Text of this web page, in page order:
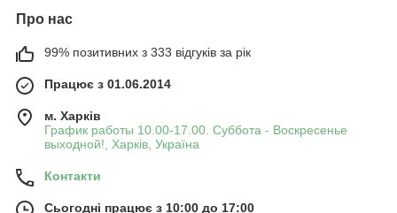
Про нас
99% позитивних з 333 відгуків за рік
Працює з 01.06.2014
м. Харків
График работы 10.00-17.00. Суббота - Воскресенье
выходной!, Харків, Україна
Контакти
Сьогодні працює з 10:00 до 17:00